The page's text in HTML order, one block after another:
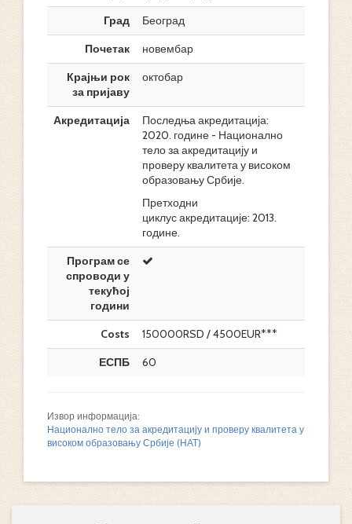
Град
Београд
Почетак
новембар
Крајњи рок
за пријаву
октобар
Акредитација
Последња акредитација:
2020. године - Национално
тело за акредитацију и
проверу квалитета у високом
образовању Србије.
Претходни
циклус акредитације: 2013.
године.
Програм се
спроводи у
текућој
години
Costs
150000RSD / 4500EUR***
ЕСПБ
60
Извор информација:
Национално тело за акредитацију и проверу квалитета у
високом образовању Србије (НАТ)